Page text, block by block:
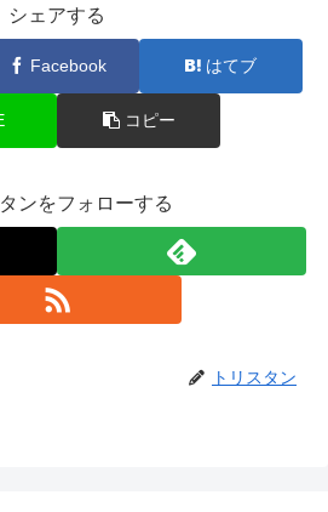
シェアする
Facebook はてブ
コピー
ンをフォローする
トリスタン